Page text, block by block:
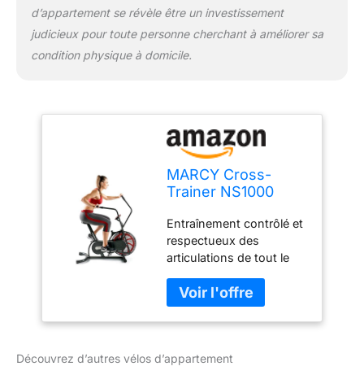
d’appartement se révèle être un investissement
judicieux pour toute personne cherchant à améliorer sa
condition physique à domicile.
MARCY Cross-
Trainer NS1000
avec système de
résistance à l'air
Gris/Rouge Taille
Unique
Entraînement contrôlé et
respectueux des
articulations de tout le
poitrine, le dos, les bras
et les épaules et définit la
résistance à l'air. Plus
dur et plus rapide, plus la
Découvrez d’autres vélos d’appartement